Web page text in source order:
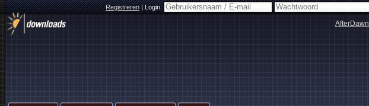
Registreren|Login:
AfterDawn